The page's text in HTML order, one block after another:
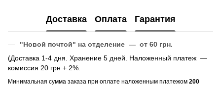
Доставка Оплата Гарантия
"Новой почтой" на отделение — от 60 грн.
(Доставка 1-4 дня. Хранение 5 дней. Наложенный платеж —
комиссия 20 грн + 2%.
Минимальная сумма заказа при оплате наложенным платежом 200